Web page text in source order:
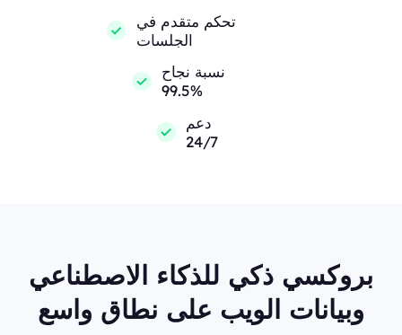
تحكم متقدم في
الجلسات
نسبة نجاح
99.5%
دعم
24/7
بروكسي ذكي للذكاء الاصطناعي
وبيانات الويب على نطاق واسع